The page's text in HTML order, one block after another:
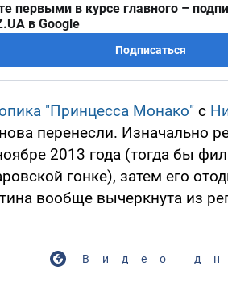
первыми в курсе главного –
в Google
Подписаться
"Принцесса Монако" с
перенесли. Изначально
2013 года (тогда бы
гонке), затем его
вообще вычеркнута из
Видео